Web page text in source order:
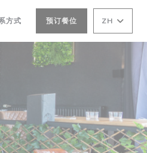
开))
方式 预订餐位 ZH